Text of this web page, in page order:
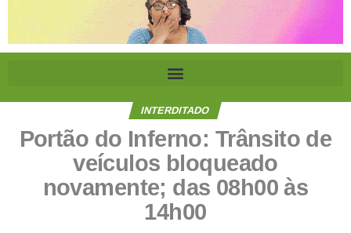
INTERDITADO
Portão do Inferno: Trânsito de
veículos bloqueado
novamente; das 08h00 às
14h00